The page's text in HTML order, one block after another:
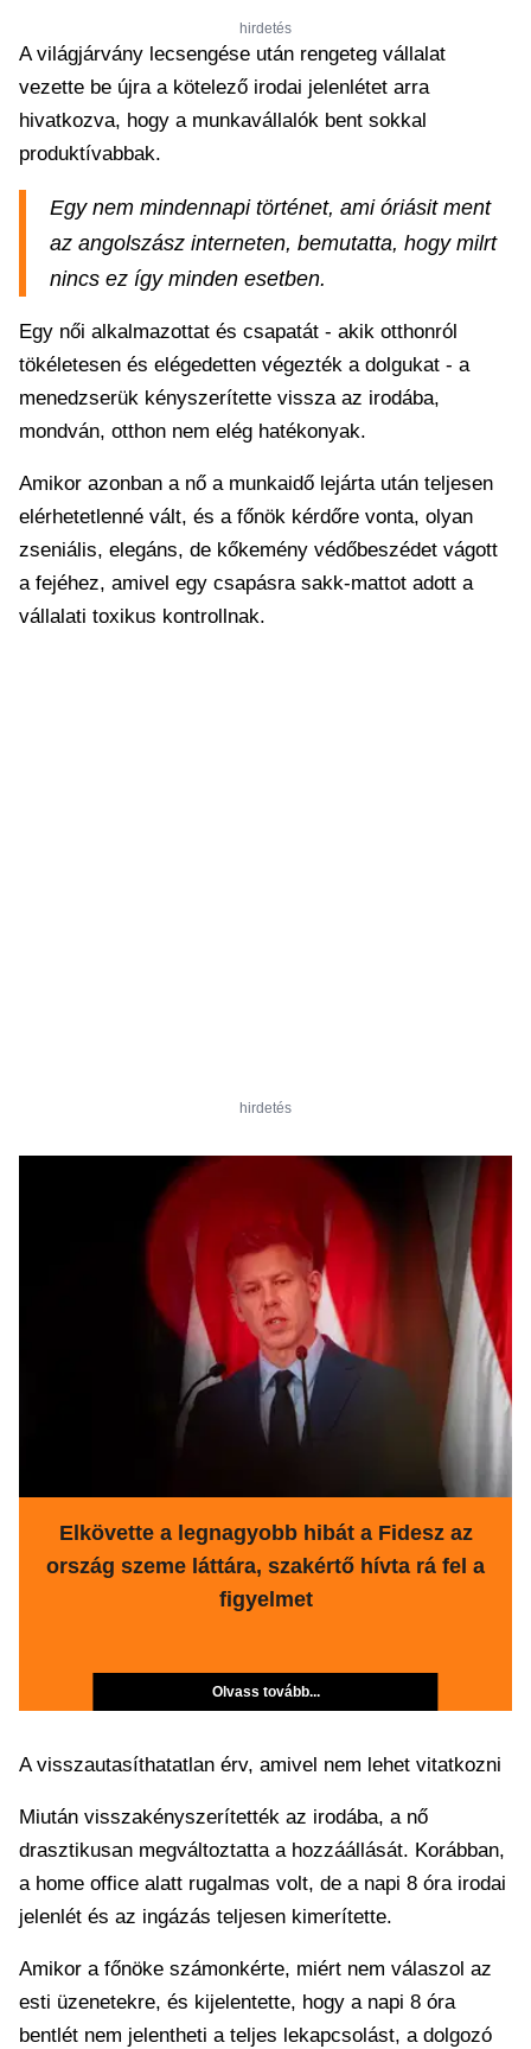
hirdetés
A világjárvány lecsengése után rengeteg vállalat
vezette be újra a kötelező irodai jelenlétet arra
hivatkozva, hogy a munkavállalók bent sokkal
produktívabbak.
Egy nem mindennapi történet, ami óriásit ment
az angolszász interneten, bemutatta, hogy milrt
nincs ez így minden esetben.
Egy női alkalmazottat és csapatát - akik otthonról
tökéletesen és elégedetten végezték a dolgukat - a
menedzserük kényszerítette vissza az irodába,
mondván, otthon nem elég hatékonyak.
Amikor azonban a nő a munkaidő lejárta után teljesen
elérhetetlenné vált, és a főnök kérdőre vonta, olyan
zseniális, elegáns, de kőkemény védőbeszédet vágott
a fejéhez, amivel egy csapásra sakk-mattot adott a
vállalati toxikus kontrollnak.
hirdetés
Elkövette a legnagyobb hibát a Fidesz az
ország szeme láttára, szakértő hívta rá fel a
figyelmet
Olvass tovább...
A visszautasíthatatlan érv, amivel nem lehet vitatkozni
Miután visszakényszerítették az irodába, a nő
drasztikusan megváltoztatta a hozzáállását. Korábban,
a home office alatt rugalmas volt, de a napi 8 óra irodai
jelenlét és az ingázás teljesen kimerítette.
Amikor a főnöke számonkérte, miért nem válaszol az
esti üzenetekre, és kijelentette, hogy a napi 8 óra
bentlét nem jelentheti a teljes lekapcsolást, a dolgozó